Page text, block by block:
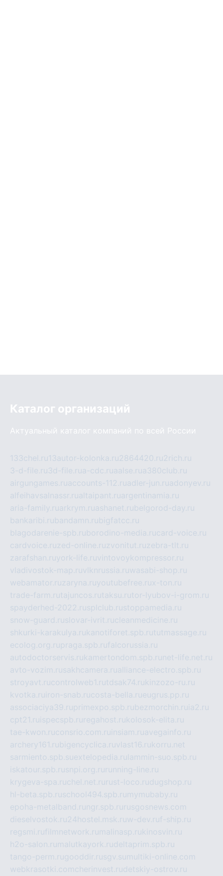
Каталог организаций
Актуальный каталог компаний по всей России
133chel.ru13autor-kolonka.ru2864420.ru2rich.ru
3-d-file.ru3d-file.rua-cdc.ruaalse.rua380club.ru
airgungames.ruaccounts-112.ruadler-jun.ruadonyev.ru
alfeihavsalnassr.rualtaipant.ruargentinamia.ru
aria-family.ruarkrym.ruashanet.rubelgorod-day.ru
bankaribi.rubandamn.rubigfatcc.ru
blagodarenie-spb.ruborodino-media.rucard-voice.ru
cardvoice.ruzed-online.ruzvonitut.ruzebra-tlt.ru
zarafshan.ruyork-life.ruvintovoykompressor.ru
vladivostok-map.ruvlknrussia.ruwasabi-shop.ru
webamator.ruzaryna.ruyoutubefree.rux-ton.ru
trade-farm.rutajuncos.rutaksu.rutor-lyubov-i-grom.ru
spayderhed-2022.rusplclub.rustoppamedia.ru
snow-guard.ruslovar-ivrit.rucleanmedicine.ru
shkurki-karakulya.rukanotiforet.spb.rututmassage.ru
ecolog.org.rupraga.spb.rufalcorussia.ru
autodoctorservis.rukamertondom.spb.ru net-life.net.ru
avto-vozim.rusakhcamera.rualliance-electro.spb.ru
stroyavt.rucontrolweb1.rutdsak74.rukinzozo-ru.ru
kvotka.ru iron-snab.rucosta-bella.rueugrus.pp.ru
associaciya39.ruprimexpo.spb.rubezmorchin.ru ia2.ru
cpt21.ru ispecspb.ru regahost.rukolosok-elita.ru
tae-kwon.ruconsrio.com.ru insiam.ruavegainfo.ru
archery161.rubigencyclica.ruvlast16.rukorru.net
sarmiento.spb.suextelopedia.ru lammin-suo.spb.ru
iskatour.spb.rusnpi.org.ru running-line.ru
krygeva-spa.ruchel.net.ru rust-loco.rudugshop.ru
hl-beta.spb.ruschool494.spb.ru mymubaby.ru
epoha-metalband.ru ngr.spb.ru rusgosnews.com
dieselvostok.ru24hostel.msk.ruw-dev.ruf-ship.ru
regsmi.rufilmnetwork.ru malinasp.rukinosvin.ru
h2o-salon.ru malutkayork.rudeltaprim.spb.ru
tango-perm.rugooddir.rusgv.su multiki-online.com
webkrasotki.comcherinvest.rudetskiy-ostrov.ru